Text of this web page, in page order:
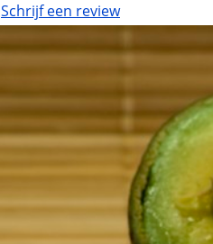
Schrijf een review